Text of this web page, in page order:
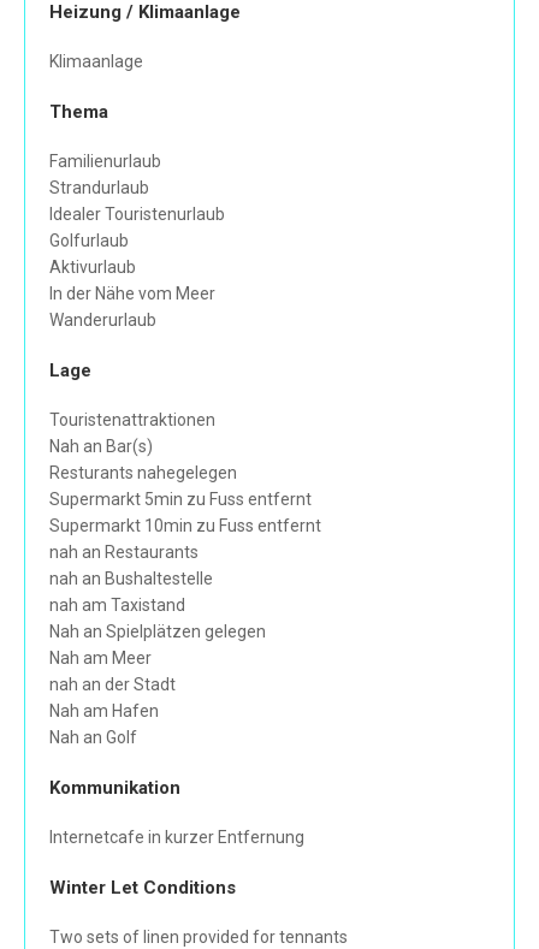
Heizung / Klimaanlage
Klimaanlage
Thema
Familienurlaub
Strandurlaub
Idealer Touristenurlaub
Golfurlaub
Aktivurlaub
In der Nähe vom Meer
Wanderurlaub
Lage
Touristenattraktionen
Nah an Bar(s)
Resturants nahegelegen
Supermarkt 5min zu Fuss entfernt
Supermarkt 10min zu Fuss entfernt
nah an Restaurants
nah an Bushaltestelle
nah am Taxistand
Nah an Spielplätzen gelegen
Nah am Meer
nah an der Stadt
Nah am Hafen
Nah an Golf
Kommunikation
Internetcafe in kurzer Entfernung
Winter Let Conditions
Two sets of linen provided for tennants